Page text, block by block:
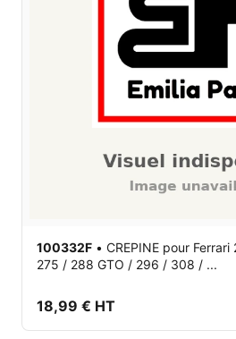
100332F • CREPINE pour
275 / 288 GTO / 296 / 308 / ...
18,99 € HT